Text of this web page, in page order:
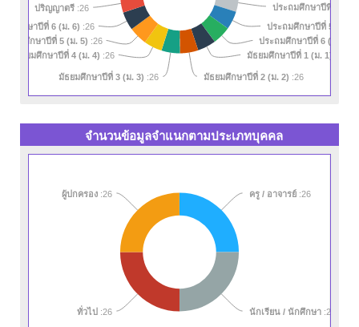
ประถมศึกษาปีที่ 4 (ป.
ประถมศึกษาปีที่ 5 (ป. 5)
ประถมศึกษาปีที่ 6 (ป. 6)
มัธยมศึกษาปีที่ 1 (ม. 1)
มัธยมศึกษาปีที่ 2 (ม. 2) :26
มัธยมศึกษาปีที่ 3 (ม. 3) :26
มัธยมศึกษาปีที่ 4 (ม. 4) :26
มัธยมศึกษาปีที่ 5 (ม. 5) :26
ยมศึกษาปีที่ 6 (ม. 6) :26
ปริญญาตรี :26
จำนวนข้อมูลจำแนกตามประเภทบุคคล
ครู / อาจารย์ :26
นักเรียน / นักศึกษา :26
ทั่วไป :26
ผู้ปกครอง :26